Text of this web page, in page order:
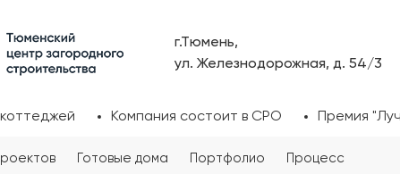
г.Тюмень,
ул. Железнодорожная, д. 54/3
Компания состоит в СРО Премия
Готовые дома Портфолио Процесс